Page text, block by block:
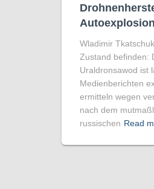
Wladimir
Zustand befinden:
Uraldronsawod ist
Medienberichten
ermitteln wegen
nach dem
russischen Read